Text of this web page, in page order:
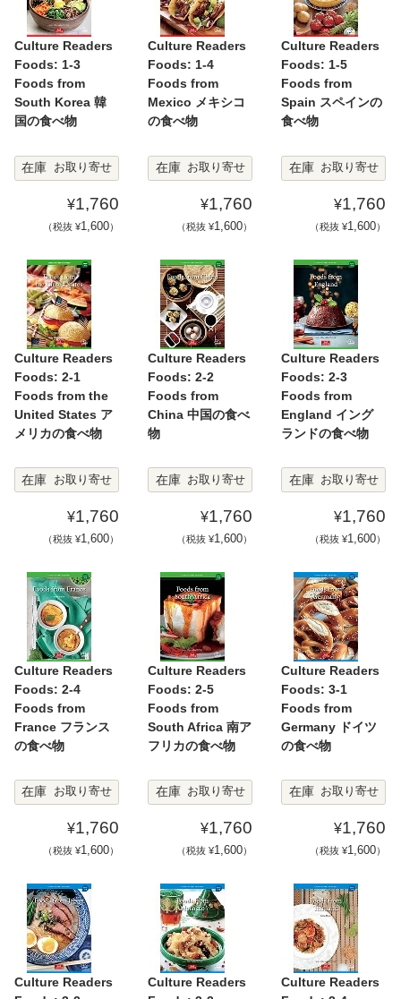
Culture Readers
Foods: 1-3
Foods from
South Korea 韓
国の食べ物
在庫 お取り寄せ
¥1,760
（税抜 ¥1,600）
Culture Readers
Foods: 1-4
Foods from
Mexico メキシコ
の食べ物
在庫 お取り寄せ
¥1,760
（税抜 ¥1,600）
Culture Readers
Foods: 1-5
Foods from
Spain スペインの
食べ物
在庫 お取り寄せ
¥1,760
（税抜 ¥1,600）
Culture Readers
Foods: 2-1
Foods from the
United States ア
メリカの食べ物
在庫 お取り寄せ
¥1,760
（税抜 ¥1,600）
Culture Readers
Foods: 2-2
Foods from
China 中国の食べ
物
在庫 お取り寄せ
¥1,760
（税抜 ¥1,600）
Culture Readers
Foods: 2-3
Foods from
England イング
ランドの食べ物
在庫 お取り寄せ
¥1,760
（税抜 ¥1,600）
Culture Readers
Foods: 2-4
Foods from
France フランス
の食べ物
在庫 お取り寄せ
¥1,760
（税抜 ¥1,600）
Culture Readers
Foods: 2-5
Foods from
South Africa 南ア
フリカの食べ物
在庫 お取り寄せ
¥1,760
（税抜 ¥1,600）
Culture Readers
Foods: 3-1
Foods from
Germany ドイツ
の食べ物
在庫 お取り寄せ
¥1,760
（税抜 ¥1,600）
Culture Readers
Culture Readers
Culture Readers